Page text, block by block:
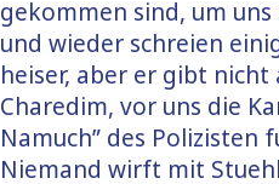
gekommen sind, um
und wieder schreien
heiser, aber er gibt
Charedim, vor uns die
Namuch” des Polizisten
Niemand wirft mit